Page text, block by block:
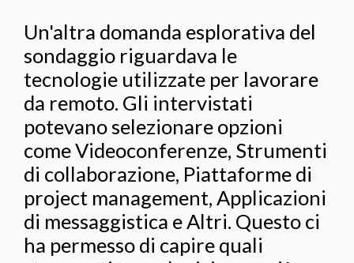
Un'altra domanda esplorativa del
sondaggio riguardava le
tecnologie utilizzate per lavorare
da remoto. Gli intervistati
potevano selezionare opzioni
come Videoconferenze, Strumenti
di collaborazione, Piattaforme di
project management, Applicazioni
di messaggistica e Altri. Questo ci
ha permesso di capire quali